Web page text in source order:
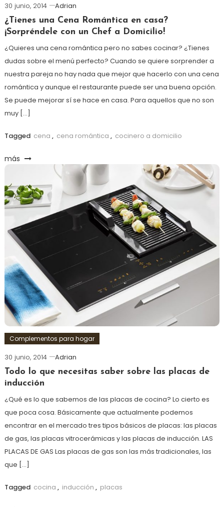
30 junio, 2014
Adrian
¿Tienes una Cena Romántica en casa?
¡Sorpréndele con un Chef a Domicilio!
¿Quieres una cena romántica pero no sabes cocinar? ¿Tienes
dudas sobre el menú perfecto? Cuando se quiere sorprender a
nuestra pareja no hay nada que mejor que hacerlo con una cena
romántica y aunque el restaurante puede ser una buena opción.
Se puede mejorar sí se hace en casa. Para aquellos que no son
muy […]
Tagged cena , cena romántica , cocinero a domicilio
más
Complementos para hogar
30 junio, 2014
Adrian
Todo lo que necesitas saber sobre las placas de
inducción
¿Qué es lo que sabemos de las placas de cocina? Lo cierto es
que poca cosa. Básicamente que actualmente podemos
encontrar en el mercado tres tipos básicos de placas: las placas
de gas, las placas vitrocerámicas y las placas de inducción. LAS
PLACAS DE GAS Las placas de gas son las más tradicionales, las
que […]
Tagged cocina , inducción , placas